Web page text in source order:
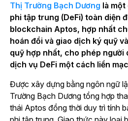
Thị Trường Bạch Dương là
phi tập trung (DeFi) toàn diện
blockchain Aptos, hợp nhất
hoán đổi và giao dịch ký quỹ
quỹ hợp nhất, cho phép người
dịch vụ DeFi một cách liền
Được xây dựng bằng ngôn ngữ
Trường Bạch Dương tổng hợp
thái Aptos đồng thời duy trì tính